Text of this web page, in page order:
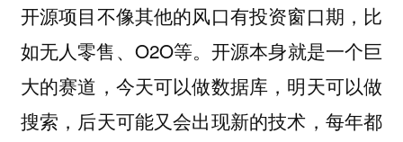
开源项目不像其他的风口有投资窗口期，比
如无人零售、O2O等。开源本身就是一个巨
大的赛道，今天可以做数据库，明天可以做
搜索，后天可能又会出现新的技术，每年都